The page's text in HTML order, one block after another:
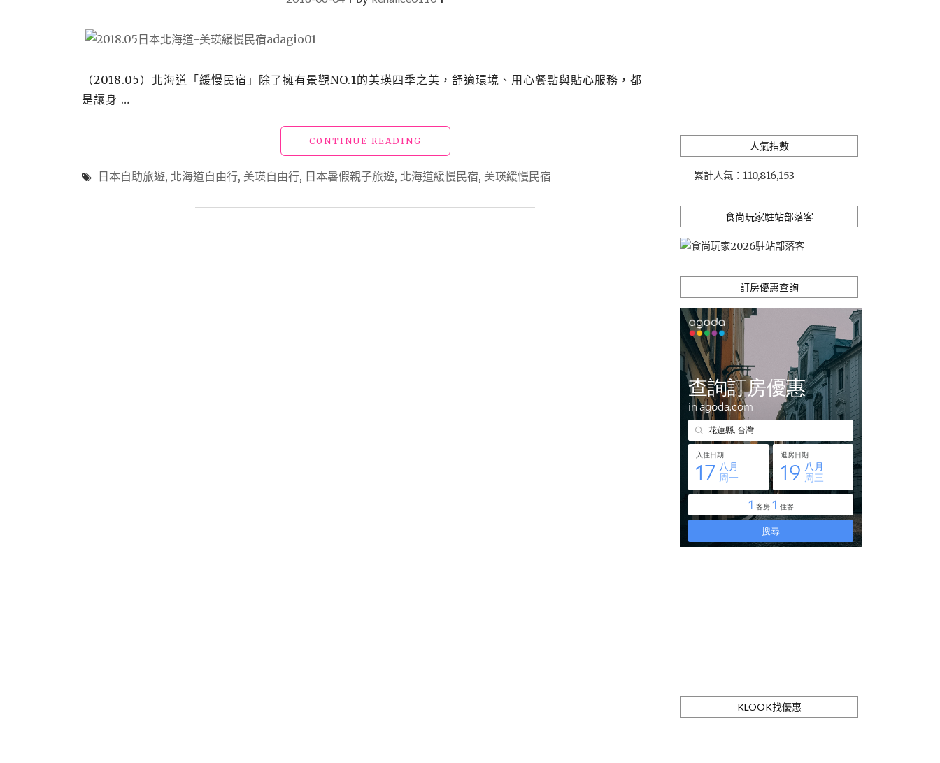
（2018.05）北海道「緩慢民宿」除了擁有景觀NO.1的美瑛四季之美，舒適環境、用心餐點與貼心服務，都
是讓身 …
CONTINUE READING
本】
北
海
日本自助旅遊, 北海道自由行, 美瑛自由行, 日本暑假親子旅遊, 北海道緩慢民宿, 美瑛緩慢民宿
人氣指數
累計人氣： 110,816,153
食尚玩家駐站部落客
訂房優惠查詢
KLOOK找優惠